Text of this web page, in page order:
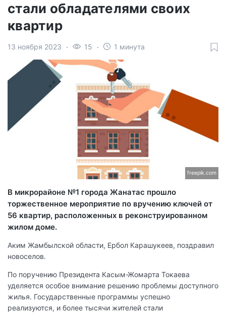
стали обладателями своих
квартир
13 ноября 2023 15 1 минута
freepik.com
В микрорайоне №1 города Жанатас прошло
торжественное мероприятие по вручению ключей от
56 квартир, расположенных в реконструированном
жилом доме.
Аким Жамбылской области, Ербол Карашукеев, поздравил
новоселов.
По поручению Президента Касым-Жомарта Токаева
уделяется особое внимание решению проблемы доступного
жилья. Государственные программы успешно
реализуются, и более тысячи жителей стали